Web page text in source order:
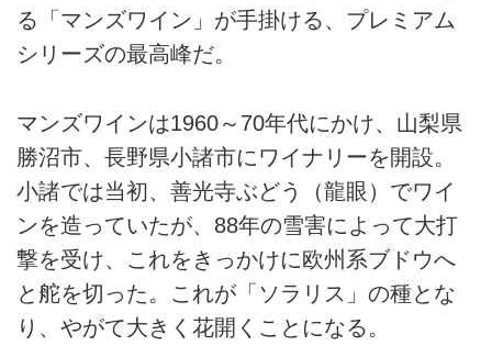
る「マンズワイン」が手掛ける、プレミアム
シリーズの最高峰だ。
マンズワインは1960～70年代にかけ、山梨県
勝沼市、長野県小諸市にワイナリーを開設。
小諸では当初、善光寺ぶどう（龍眼）でワイ
ンを造っていたが、88年の雪害によって大打
撃を受け、これをきっかけに欧州系ブドウへ
と舵を切った。これが「ソラリス」の種とな
り、やがて大きく花開くことになる。